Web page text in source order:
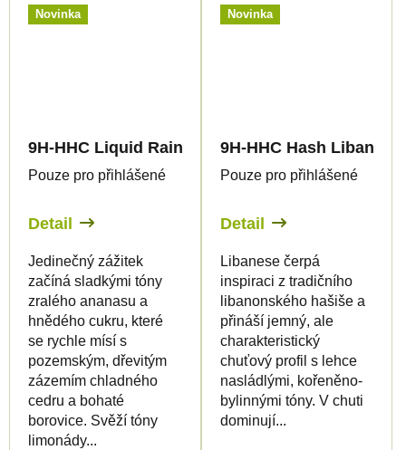
Novinka
9H-HHC Liquid Rainbow Runtz 1.500mg
Pouze pro přihlášené
Detail
Jedinečný zážitek
začíná sladkými tóny
zralého ananasu a
hnědého cukru, které
se rychle mísí s
pozemským, dřevitým
zázemím chladného
cedru a bohaté
borovice. Svěží tóny
limonády...
Novinka
9H-HHC Hash Libanese
Pouze pro přihlášené
Detail
Libanese čerpá
inspiraci z tradičního
libanonského hašiše a
přináší jemný, ale
charakteristický
chuťový profil s lehce
nasládlými, kořeněno-
bylinnými tóny. V chuti
dominují...